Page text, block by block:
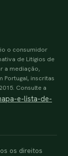
o consumidor
de Litígios de
a mediação,
Portugal, inscritas
Consulte a
e-lista-de-
os direitos